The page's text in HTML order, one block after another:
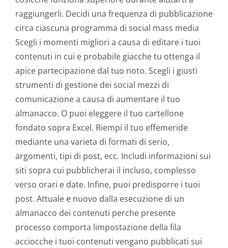
raggiungerli. Decidi una frequenza di pubblicazione
circa ciascuna programma di social mass media
Scegli i momenti migliori a causa di editare i tuoi
contenuti in cui e probabile giacche tu ottenga il
apice partecipazione dal tuo noto. Scegli i giusti
strumenti di gestione dei social mezzi di
comunicazione a causa di aumentare il tuo
almanacco. O puoi eleggere il tuo cartellone
fondato sopra Excel. Riempi il tuo effemeride
mediante una varieta di formati di serio,
argomenti, tipi di post, ecc. Includi informazioni sui
siti sopra cui pubblicherai il incluso, complesso
verso orari e date. Infine, puoi predisporre i tuoi
post. Attuale e nuovo dalla esecuzione di un
almanacco dei contenuti perche presente
processo comporta limpostazione della fila
acciocche i tuoi contenuti vengano pubblicati sui